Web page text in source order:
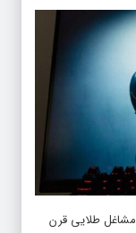
مشاغل طلایی قرن